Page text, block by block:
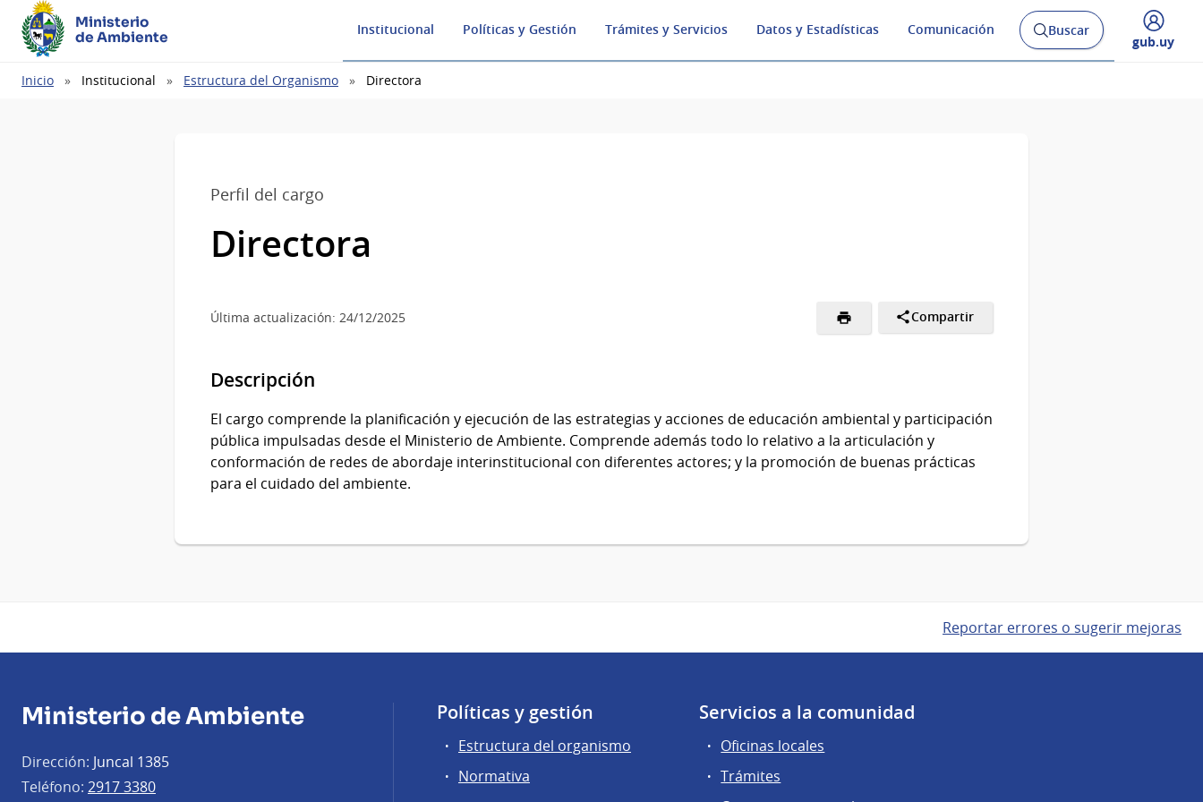
Ministerio
de Ambiente
Institucional Políticas y Gestión Trámites y Servicios Datos y Estadísticas Comunicación
Abrir
buscador
Buscar
Desplegar
gub.uy
Ruta
Inicio Institucional Estructura del Organismo Directora
Perfil del cargo
Directora
Última actualización: 24/12/2025 Compartir
Descripción
El cargo comprende la planificación y ejecución de las estrategias y acciones de educación ambiental y participación
pública impulsadas desde el Ministerio de Ambiente. Comprende además todo lo relativo a la articulación y
conformación de redes de abordaje interinstitucional con diferentes actores; y la promoción de buenas prácticas
para el cuidado del ambiente.
Reportar errores o sugerir mejoras
Ministerio de Ambiente
Dirección: Juncal 1385
Teléfono: 2917 3380
Políticas y gestión
Estructura del organismo
Normativa
Servicios a la comunidad
Oficinas locales
Trámites